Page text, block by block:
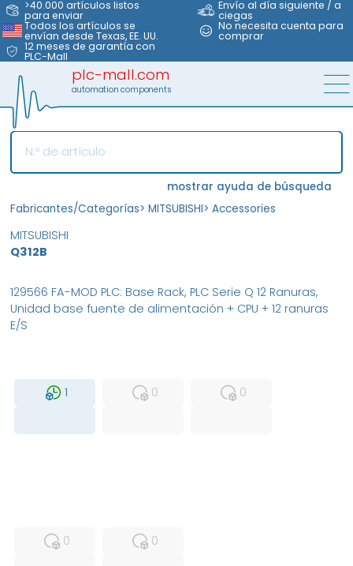
>40.000 artículos listos
para enviar
Envío al día siguiente / a
ciegas
Todos los artículos se
envían desde Texas, EE. UU.
No necesita cuenta para
comprar
12 meses de garantía con
PLC-Mall
plc-mall.com
automation components
mostrar ayuda de búsqueda
Fabricantes/Categorías> MITSUBISHI> Accessories
MITSUBISHI
Q312B
1
0
0
0
0
129566 FA-MOD PLC: Base Rack, PLC Serie Q 12 Ranuras,
Unidad base fuente de alimentación + CPU + 12 ranuras
E/S